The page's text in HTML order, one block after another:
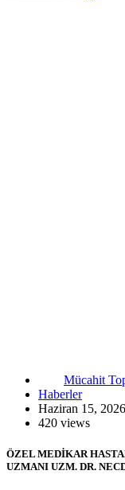
Mücahit
Haberler
Haziran 15, 2026
420 views
ÖZEL MEDİKAR
UZMANI UZM. DR.